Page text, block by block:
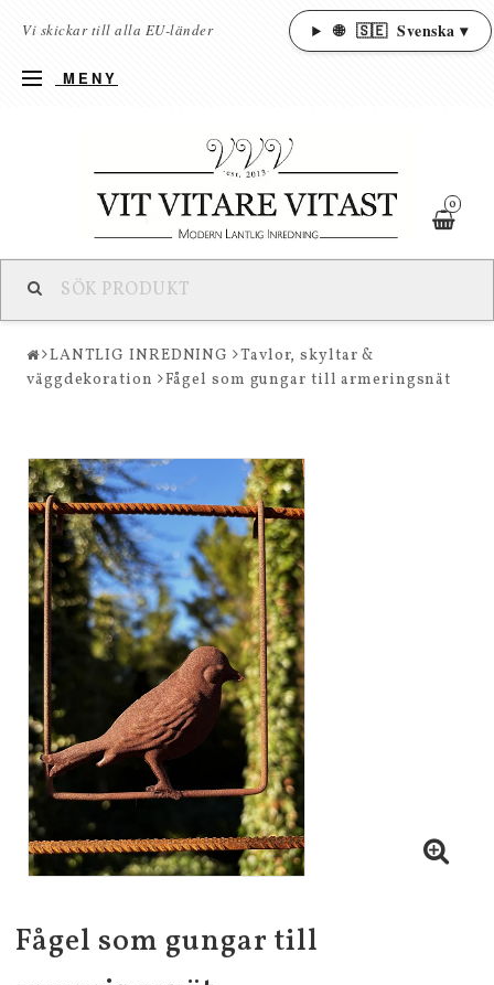
Vi skickar till alla EU-länder 🌐 🇸🇪 Svenska ▾
MENY
0
LANTLIG INREDNING
Tavlor, skyltar &
väggdekoration
Fågel som gungar till armeringsnät
Fågel som gungar till